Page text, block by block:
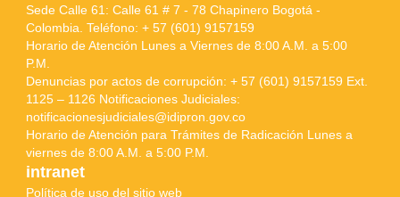
Sede Calle 61: Calle 61 # 7 - 78 Chapinero Bogotá -
Colombia. Teléfono: + 57 (601) 9157159
Horario de Atención Lunes a Viernes de 8:00 A.M. a 5:00
P.M.
Denuncias por actos de corrupción: + 57 (601) 9157159 Ext.
1125 – 1126 Notificaciones Judiciales:
notificacionesjudiciales@idipron.gov.co
Horario de Atención para Trámites de Radicación Lunes a
viernes de 8:00 A.M. a 5:00 P.M.
intranet
Política de uso del sitio web